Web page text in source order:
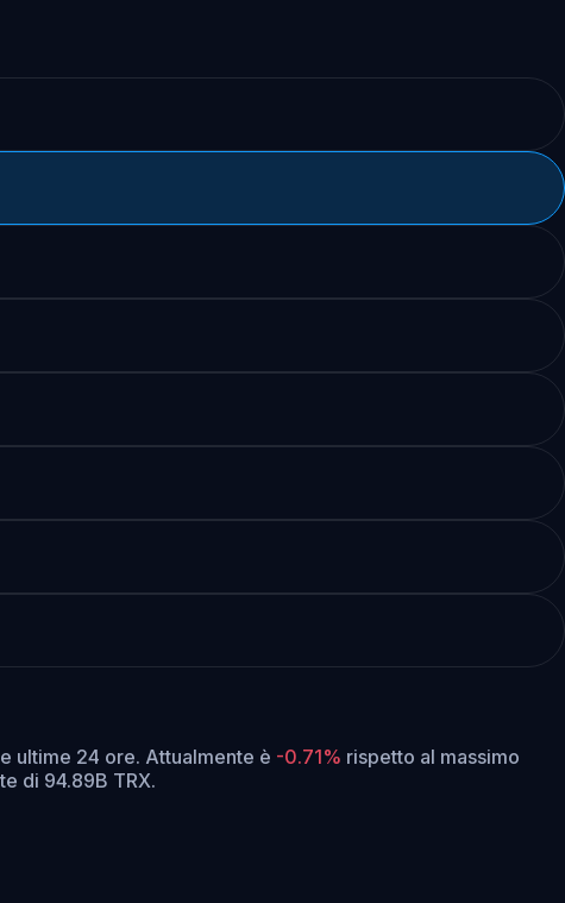
ultime 24 ore. Attualmente è -0.71% rispetto al massimo
di 94.89B TRX.